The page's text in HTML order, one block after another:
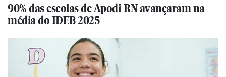
90% das escolas de Apodi-RN avançaram na
média do IDEB 2025